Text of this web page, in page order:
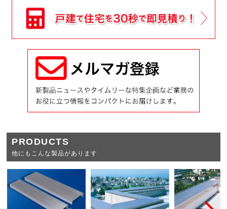
PRODUCTS
他にもこんな製品があります